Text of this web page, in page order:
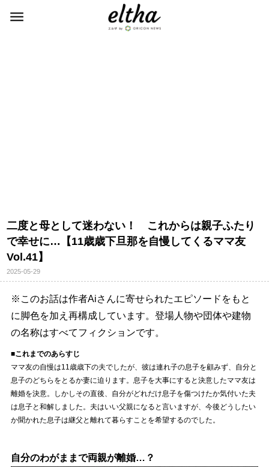
二度と母として迷わない！ これからは親子ふたり
で幸せに…【11歳歳下旦那を自慢してくるママ友
Vol.41】
2025-05-29
※このお話は作者Aiさんに寄せられたエピソードをもと
に脚色を加え再構成しています。登場人物や団体や建物
の名称はすべてフィクションです。
■これまでのあらすじ
ママ友の自慢は11歳歳下の夫でしたが、彼は連れ子の息子を顧みず、自分と
息子のどちらをとるか妻に迫ります。息子を大事にすると決意したママ友は
離婚を決意。しかしその直後、自分がどれだけ息子を傷つけたか気付いた夫
は息子と和解しました。夫はいい父親になると言いますが、今後どうしたい
か聞かれた息子は継父と離れて暮らすことを希望するのでした。
自分のわがままで両親が離婚…？